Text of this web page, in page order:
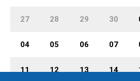
27 28 29 30
04 05 06 07
11 12 13 14